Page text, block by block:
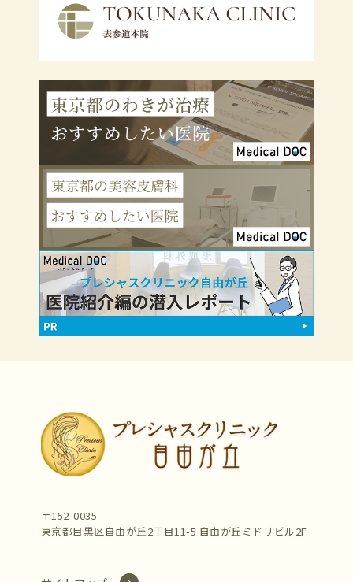
〒152-0035
東京都目黒区自由が丘2丁目11-5 自由が丘ミドリビル2F